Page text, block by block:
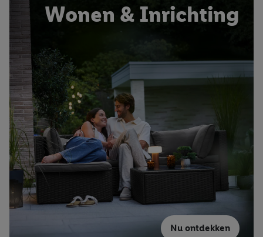
Wonen & Inrichting
Nu ontdekken